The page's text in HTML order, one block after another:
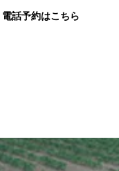
電話予約はこちら